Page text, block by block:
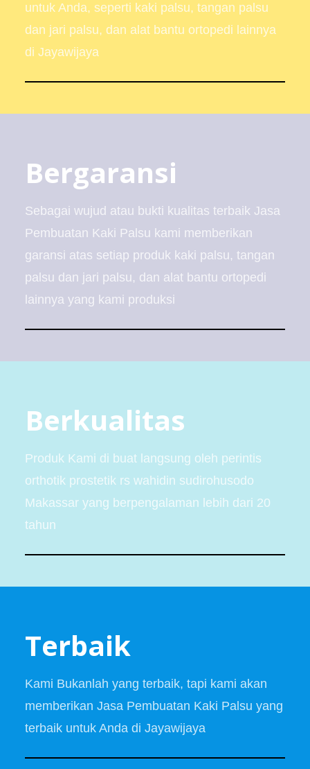
untuk Anda, seperti kaki palsu, tangan palsu
dan jari palsu, dan alat bantu ortopedi lainnya
di Jayawijaya
Bergaransi
Sebagai wujud atau bukti kualitas terbaik Jasa
Pembuatan Kaki Palsu kami memberikan
garansi atas setiap produk kaki palsu, tangan
palsu dan jari palsu, dan alat bantu ortopedi
lainnya yang kami produksi
Berkualitas
Produk Kami di buat langsung oleh perintis
orthotik prostetik rs wahidin sudirohusodo
Makassar yang berpengalaman lebih dari 20
tahun
Terbaik
Kami Bukanlah yang terbaik, tapi kami akan
memberikan Jasa Pembuatan Kaki Palsu yang
terbaik untuk Anda di Jayawijaya